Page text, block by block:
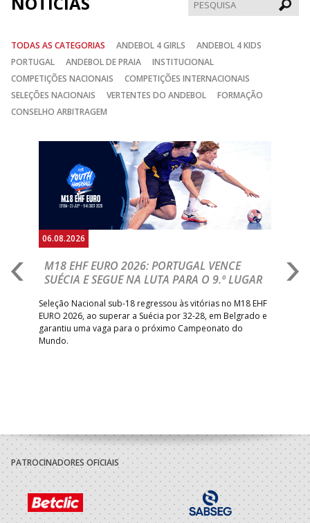
TODAS AS CATEGORIAS ANDEBOL 4 GIRLS
ANDEBOL 4 KIDS
PORTUGAL
ANDEBOL DE PRAIA
INSTITUCIONAL
COMPETIÇÕES NACIONAIS
COMPETIÇÕES INTERNACIONAIS
SELEÇÕES NACIONAIS
VERTENTES DO ANDEBOL
FORMAÇÃO
CONSELHO ARBITRAGEM
06.08.2026
M18 EHF EURO 2026: PORTUGAL VENCE
SUÉCIA E SEGUE NA LUTA PARA O 9.º LUGAR
Seleção Nacional sub-18 regressou às vitórias no M18 EHF
EURO 2026, ao superar a Suécia por 32-28, em Belgrado e
garantiu uma vaga para o próximo Campeonato do
Mundo.
PATROCINADORES OFICIAIS